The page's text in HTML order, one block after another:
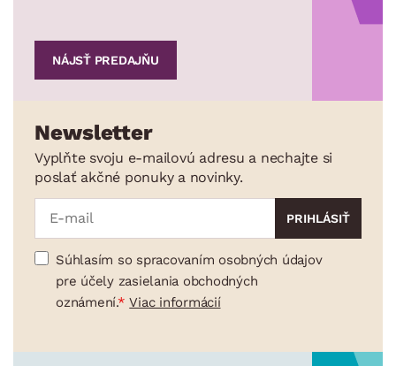
NÁJSŤ PREDAJŇU
Newsletter
Vyplňte svoju e-mailovú adresu a nechajte si
poslať akčné ponuky a novinky.
Súhlasím so spracovaním osobných údajov
pre účely zasielania obchodných
oznámení.
Viac informácií